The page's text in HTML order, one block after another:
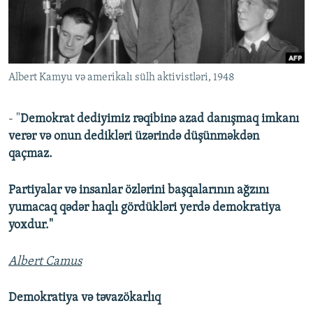
İNFOQRAFIKA
KARIKATURA
AZƏRBAYCAN ƏDƏBIYYATI KITABXANASI
İSLAM VƏ DEMOKRATIYA
İZ - MƏDƏNIYYƏT PROQRAMI
MISSIYAMIZ
PEŞƏ ETIKASI VƏ JURNALISTIKA STANDARTLARIMIZ
MATERIALLARIMIZDAN ISTIFADƏ
AZADLIQRADIOSU MOBIL TELEFONUNUZDA
XƏBƏR BÜLLETENLƏRIMIZ
RFE/RL-in bütün saytları
Albert Kamyu və amerikalı sülh aktivistləri, 1948
- "Demokrat dediyimiz rəqibinə azad danışmaq imkanı
verər və onun dedikləri üzərində düşünməkdən
qaçmaz.
Partiyalar və insanlar özlərini başqalarının ağzını
yumacaq qədər haqlı gördükləri yerdə demokratiya
yoxdur."
Albert Camus
Demokratiya və təvazökarlıq